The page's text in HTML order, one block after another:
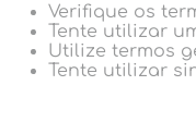
Verifique os
Tente utilizar
Utilize termos
Tente utilizar